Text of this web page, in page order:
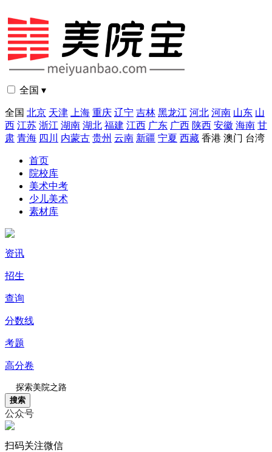
全国 ▾
全国 北京 天津 上海 重庆 辽宁 吉林 黑龙江 河北 河南 山东 山
西 江苏 浙江 湖南 湖北 福建 江西 广东 广西 陕西 安徽 海南 甘
肃 青海 四川 内蒙古 贵州 云南 新疆 宁夏 西藏 香港 澳门 台湾
首页
院校库
美术中考
少儿美术
素材库
资讯
招生
查询
分数线
考题
高分卷
搜索
公众号
扫码关注微信